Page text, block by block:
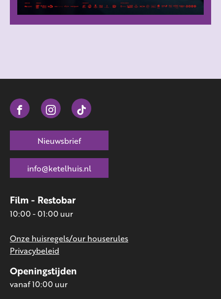
Openingstijden
vanaf 10:00 uur
Film - Restobar
10:00 - 01:00 uur
Onze huisregels/our houserules
Privacybeleid
Nieuwsbrief
info@ketelhuis.nl